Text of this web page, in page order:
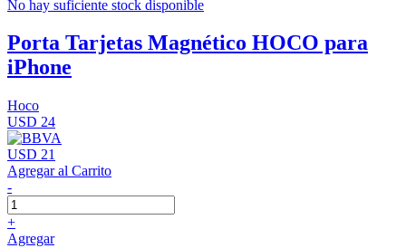
No hay suficiente stock disponible
Porta Tarjetas Magnético HOCO para
iPhone
Hoco
USD 24
USD 21
Agregar al Carrito
-
+
Agregar